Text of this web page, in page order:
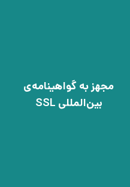
مجهز به گواهینامه‌ی
بین‌المللی SSL